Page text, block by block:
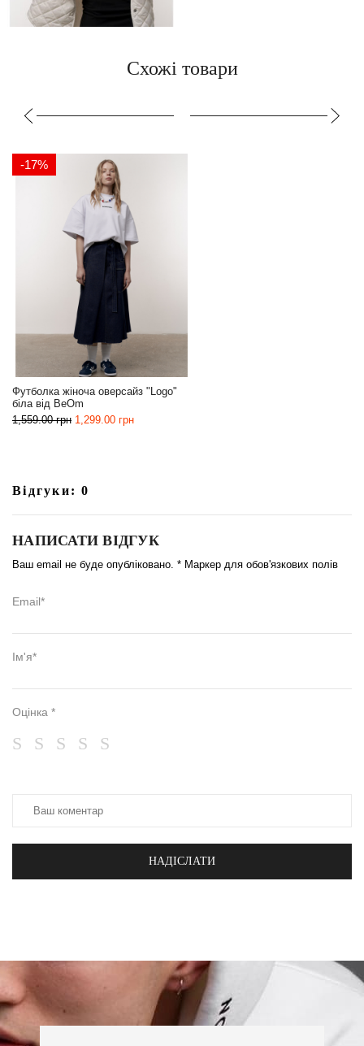
Схожі товари
-17%
Футболка жіноча оверсайз "Logo"
біла від BeOm
1,559.00грн 1,299.00 грн
Відгуки: 0
НАПИСАТИ ВІДГУК
Ваш email не буде опубліковано. * Маркер для обов'язкових полів
Email*
Ім'я*
Оцінка *
НАДІСЛАТИ